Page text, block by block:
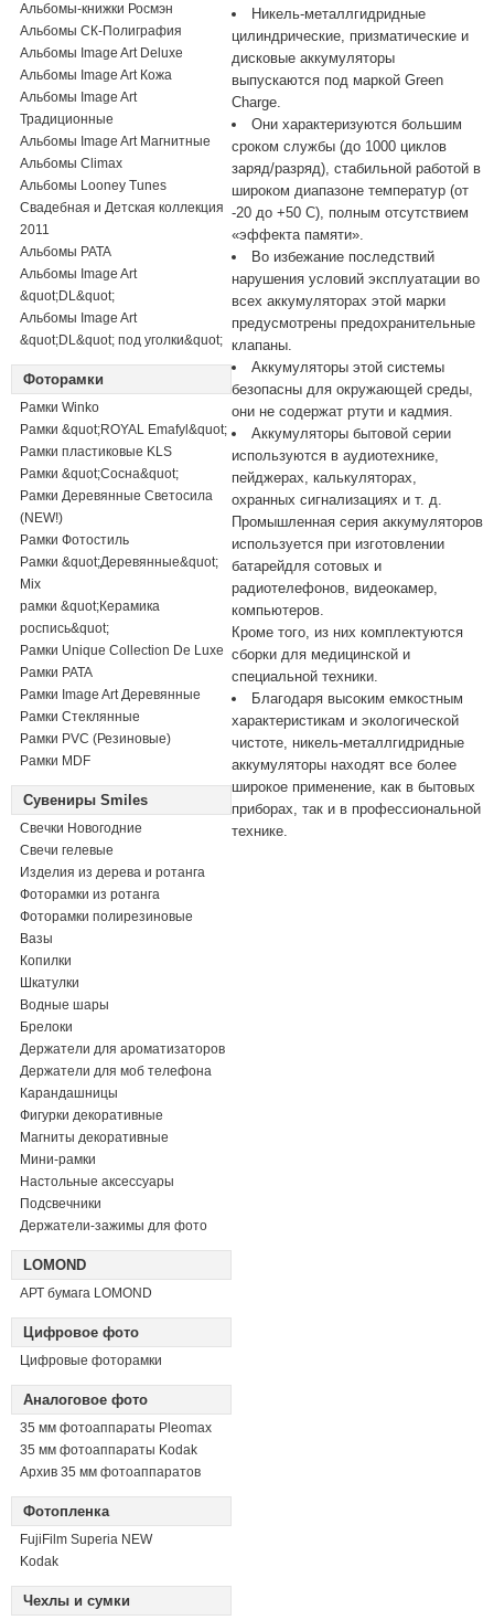
Альбомы-книжки Росмэн
Альбомы СК-Полиграфия
Альбомы Image Art Deluxe
Альбомы Image Art Кожа
Альбомы Image Art
Традиционные
Альбомы Image Art Магнитные
Альбомы Climax
Альбомы Looney Tunes
Свадебная и Детская коллекция
2011
Альбомы PATA
Альбомы Image Art
&quot;DL&quot;
Альбомы Image Art
&quot;DL&quot; под уголки&quot;
Фоторамки
Рамки Winko
Рамки &quot;ROYAL Emafyl&quot;
Рамки пластиковые KLS
Рамки &quot;Сосна&quot;
Рамки Деревянные Светосила
(NEW!)
Рамки Фотостиль
Рамки &quot;Деревянные&quot;
Mix
рамки &quot;Керамика
роспись&quot;
Рамки Unique Collection De Luxe
Рамки PATA
Рамки Image Art Деревянные
Рамки Стеклянные
Рамки PVC (Резиновые)
Рамки MDF
Сувениры Smiles
Свечки Новогодние
Свечи гелевые
Изделия из дерева и ротанга
Фоторамки из ротанга
Фоторамки полирезиновые
Вазы
Копилки
Шкатулки
Водные шары
Брелоки
Держатели для ароматизаторов
Держатели для моб телефона
Карандашницы
Фигурки декоративные
Магниты декоративные
Мини-рамки
Настольные аксессуары
Подсвечники
Держатели-зажимы для фото
LOMOND
АРТ бумага LOMOND
Цифровое фото
Цифровые фоторамки
Аналоговое фото
35 мм фотоаппараты Pleomax
35 мм фотоаппараты Kodak
Архив 35 мм фотоаппаратов
Фотопленка
FujiFilm Superia NEW
Kodak
Чехлы и сумки
Никель-металлгидридные
цилиндрические, призматические и
дисковые аккумуляторы
выпускаются под маркой Green
Charge.
Они характеризуются большим
сроком службы (до 1000 циклов
заряд/разряд), стабильной работой в
широком диапазоне температур (от
-20 до +50 C), полным отсутствием
«эффекта памяти».
Во избежание последствий
нарушения условий эксплуатации во
всех аккумуляторах этой марки
предусмотрены предохранительные
клапаны.
Аккумуляторы этой системы
безопасны для окружающей среды,
они не содержат ртути и кадмия.
Аккумуляторы бытовой серии
используются в аудиотехнике,
пейджерах, калькуляторах,
охранных сигнализациях и т. д.
Промышленная серия аккумуляторов
используется при изготовлении
батарейдля сотовых и
радиотелефонов, видеокамер,
компьютеров.
Кроме того, из них комплектуются
сборки для медицинской и
специальной техники.
Благодаря высоким емкостным
характеристикам и экологической
чистоте, никель-металлгидридные
аккумуляторы находят все более
широкое применение, как в бытовых
приборах, так и в профессиональной
технике.